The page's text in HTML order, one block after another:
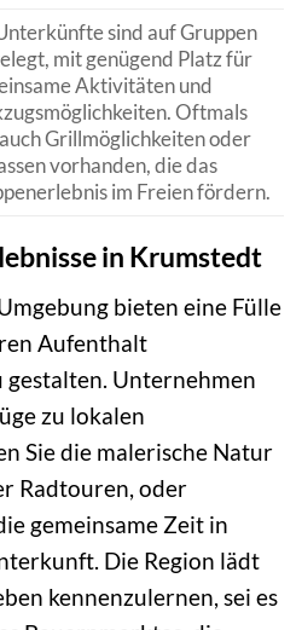
sind auf Gruppen
mit genügend Platz für
Aktivitäten und
Oftmals
Grillmöglichkeiten oder
vorhanden, die das
im Freien fördern.
in Krumstedt
bieten eine Fülle
Aufenthalt
gestalten. Unternehmen
zu lokalen
Sie die malerische Natur
Radtouren, oder
gemeinsame Zeit in
Die Region lädt
kennenzulernen, sei es